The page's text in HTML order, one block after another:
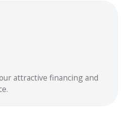
attractive financing and